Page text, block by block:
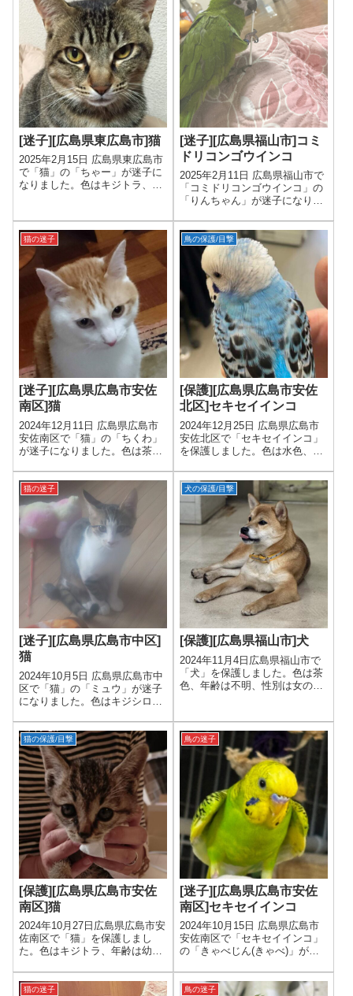
[迷子][広島県東広島市]猫
2025年2月15日 広島県東広島市
で「猫」の「ちゃー」が迷子に
なりました。色はキジトラ、年
[迷子][広島県福山市]コミ
ドリコンゴウインコ
2025年2月11日 広島県福山市で
「コミドリコンゴウインコ」の
「りんちゃん」が迷子になりま
才、性別は女の子です。
猫の迷子
[迷子][広島県広島市安佐
南区]猫
2024年12月11日 広島県広島市
安佐南区で「猫」の「ちくわ」
が迷子になりました。色は茶ト
の子です。
鳥の保護/目撃
[保護][広島県広島市安佐
北区]セキセイインコ
2024年12月25日 広島県広島市
安佐北区で「セキセイインコ」
を保護しました。色は水色、年
猫の迷子
[迷子][広島県広島市中区]
猫
2024年10月5日 広島県広島市中
区で「猫」の「ミュウ」が迷子
になりました。色はキジシロ、
す。
犬の保護/目撃
[保護][広島県福山市]犬
2024年11月4日広島県福山市で
「犬」を保護しました。色は茶
色、年齢は不明、性別は女の子
猫の保護/目撃
[保護][広島県広島市安佐
南区]猫
2024年10月27日広島県広島市安
佐南区で「猫」を保護しまし
た。色はキジトラ、年齢は幼
鳥の迷子
[迷子][広島県広島市安佐
南区]セキセイインコ
2024年10月15日 広島県広島市
安佐南区で「セキセイインコ」
の「きゃべじん(きゃべ)」が迷
身体は緑、年齢は1才以下、性
別は男の子です。
猫の迷子 鳥の迷子